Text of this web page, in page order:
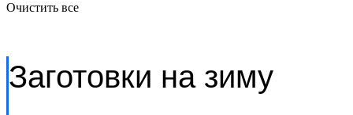
Очистить все
Заготовки на зиму